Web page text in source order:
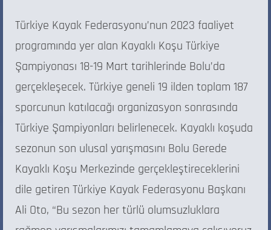
Türkiye Kayak Federasyonu’nun 2023 faaliyet
programında yer alan Kayaklı Koşu Türkiye
Şampiyonası 18-19 Mart tarihlerinde Bolu’da
gerçekleşecek. Türkiye geneli 19 ilden toplam 187
sporcunun katılacağı organizasyon sonrasında
Türkiye Şampiyonları belirlenecek. Kayaklı koşuda
sezonun son ulusal yarışmasını Bolu Gerede
Kayaklı Koşu Merkezinde gerçekleştireceklerini
dile getiren Türkiye Kayak Federasyonu Başkanı
Ali Oto, “Bu sezon her türlü olumsuzluklara